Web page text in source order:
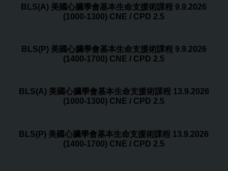
BLS(A) 美國心臟學會基本生命支援術課程 9.9.2026
(1000-1300) CNE / CPD 2.5
BLS(P) 美國心臟學會基本生命支援術課程 9.9.2026
(1400-1700) CNE / CPD 2.5
BLS(A) 美國心臟學會基本生命支援術課程 13.9.2026
(1000-1300) CNE / CPD 2.5
BLS(P) 美國心臟學會基本生命支援術課程 13.9.2026
(1400-1700) CNE / CPD 2.5